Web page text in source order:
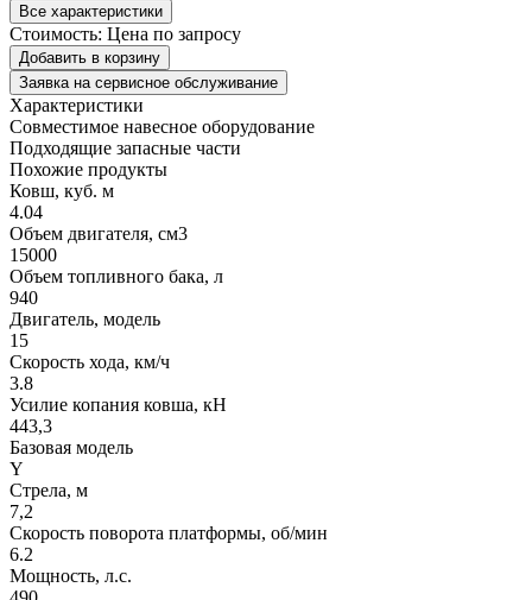
Все характеристики
Стоимость: Цена по запросу
Добавить в корзину
Заявка на сервисное обслуживание
Характеристики
Совместимое навесное оборудование
Подходящие запасные части
Похожие продукты
Ковш, куб. м
4.04
Объем двигателя, см3
15000
Объем топливного бака, л
940
Двигатель, модель
15
Скорость хода, км/ч
3.8
Усилие копания ковша, кН
443,3
Базовая модель
Y
Стрела, м
7,2
Скорость поворота платформы, об/мин
6.2
Мощность, л.с.